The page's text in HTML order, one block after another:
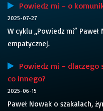
Powiedz mi – o
2025-07-27
W cyklu „Powiedz mi”
empatycznej.
Powiedz mi – dlaczego
co innego?
2025-06-15
Paweł Nowak o szakalach,